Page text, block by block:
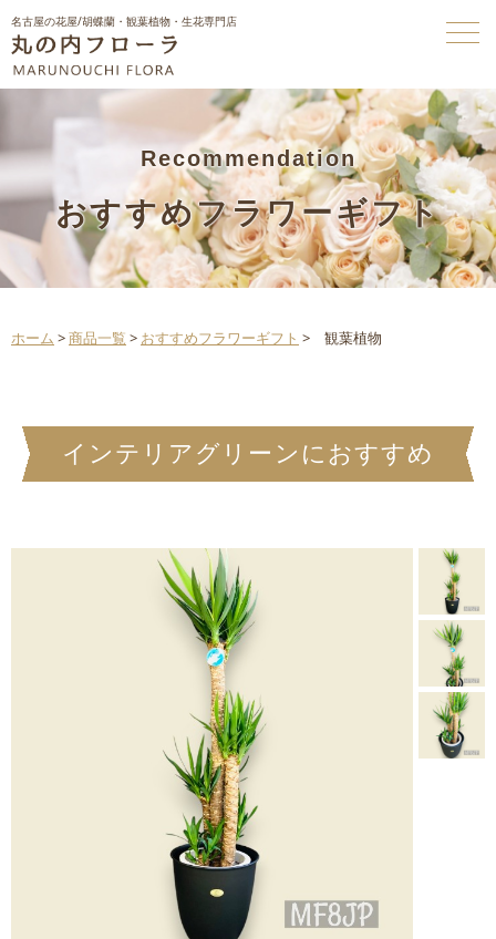
名古屋の花屋/胡蝶蘭・観葉植物・生花専門店
Recommendation
おすすめフラワーギフト
ホーム >商品一覧 > おすすめフラワーギフト > 観葉植物
インテリアグリーンにおすすめ